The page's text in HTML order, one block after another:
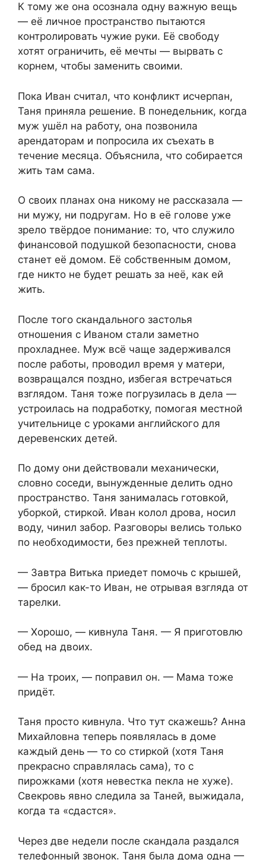
К тому же она осознала одну важную вещь
— её личное пространство пытаются
контролировать чужие руки. Её свободу
хотят ограничить, её мечты — вырвать с
корнем, чтобы заменить своими.
Пока Иван считал, что конфликт исчерпан,
Таня приняла решение. В понедельник, когда
муж ушёл на работу, она позвонила
арендаторам и попросила их съехать в
течение месяца. Объяснила, что собирается
жить там сама.
О своих планах она никому не рассказала —
ни мужу, ни подругам. Но в её голове уже
зрело твёрдое понимание: то, что служило
финансовой подушкой безопасности, снова
станет её домом. Её собственным домом,
где никто не будет решать за неё, как ей
жить.
После того скандального застолья
отношения с Иваном стали заметно
прохладнее. Муж всё чаще задерживался
после работы, проводил время у матери,
возвращался поздно, избегая встречаться
взглядом. Таня тоже погрузилась в дела —
устроилась на подработку, помогая местной
учительнице с уроками английского для
деревенских детей.
По дому они действовали механически,
словно соседи, вынужденные делить одно
пространство. Таня занималась готовкой,
уборкой, стиркой. Иван колол дрова, носил
воду, чинил забор. Разговоры велись только
по необходимости, без прежней теплоты.
— Завтра Витька приедет помочь с крышей,
— бросил как-то Иван, не отрывая взгляда от
тарелки.
— Хорошо, — кивнула Таня. — Я приготовлю
обед на двоих.
— На троих, — поправил он. — Мама тоже
придёт.
Таня просто кивнула. Что тут скажешь? Анна
Михайловна теперь появлялась в доме
каждый день — то со стиркой (хотя Таня
прекрасно справлялась сама), то с
пирожками (хотя невестка пекла не хуже).
Свекровь явно следила за Таней, выжидала,
когда та «сдастся».
Через две недели после скандала раздался
телефонный звонок. Таня была дома одна —